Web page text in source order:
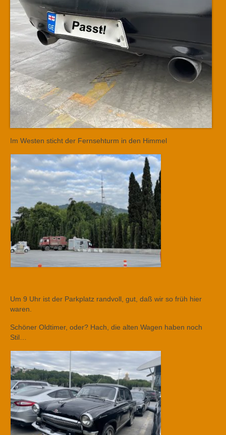
Im Westen sticht der Fernsehturm in den Himmel
Um 9 Uhr ist der Parkplatz randvoll, gut, daß wir so früh hier
waren.
Schöner Oldtimer, oder? Hach, die alten Wagen haben noch
Stil…